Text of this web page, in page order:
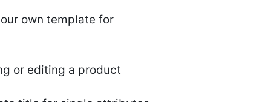
own template for
or editing a product